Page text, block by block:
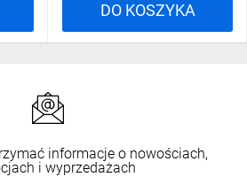
DO KOSZYKA
informacje o nowościach,
i wyprzedażach